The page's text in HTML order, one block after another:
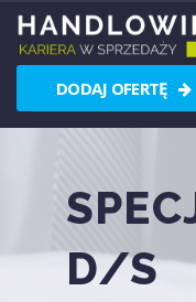
DODAJ OFERTĘ
D/S